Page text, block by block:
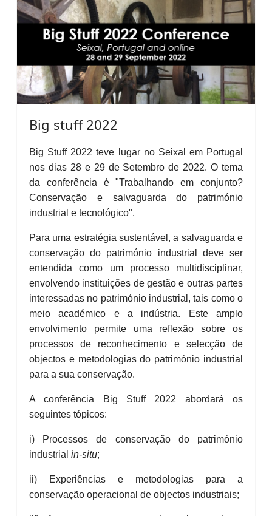
Big stuff 2022
Big Stuff 2022 teve lugar no Seixal em Portugal
nos dias 28 e 29 de Setembro de 2022. O tema
da conferência é "Trabalhando em conjunto?
Conservação e salvaguarda do património
industrial e tecnológico".
Para uma estratégia sustentável, a salvaguarda e
conservação do património industrial deve ser
entendida como um processo multidisciplinar,
envolvendo instituições de gestão e outras partes
interessadas no património industrial, tais como o
meio académico e a indústria. Este amplo
envolvimento permite uma reflexão sobre os
processos de reconhecimento e selecção de
objectos e metodologias do património industrial
para a sua conservação.
A conferência Big Stuff 2022 abordará os
seguintes tópicos:
i) Processos de conservação do património
industrial in-situ;
ii) Experiências e metodologias para a
conservação operacional de objectos industriais;